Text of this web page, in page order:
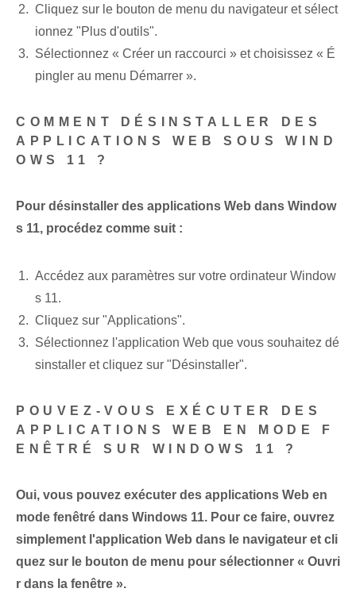
Cliquez sur le bouton de menu du navigateur et sélect
ionnez "Plus d'outils".
Sélectionnez « Créer un raccourci » et choisissez « É
pingler au menu Démarrer ».
COMMENT DÉSINSTALLER DES
APPLICATIONS WEB SOUS WIND
OWS 11 ?
Pour désinstaller des applications Web dans Window
s 11, procédez comme suit :
Accédez aux paramètres sur votre ordinateur Window
s 11.
Cliquez sur "Applications".
Sélectionnez l'application Web que vous souhaitez dé
sinstaller et cliquez sur "Désinstaller".
POUVEZ-VOUS EXÉCUTER DES
APPLICATIONS WEB EN MODE F
ENÊTRÉ SUR WINDOWS 11 ?
Oui, vous pouvez exécuter des applications Web en
mode fenêtré dans Windows 11. Pour ce faire, ouvrez
simplement l'application Web dans le navigateur et cli
quez sur le bouton de menu pour sélectionner « Ouvri
r dans la fenêtre ».